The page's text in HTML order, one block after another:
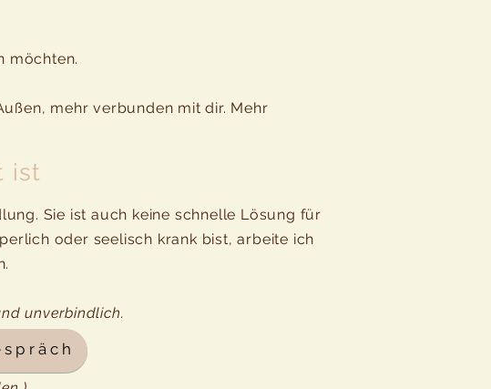
unverbindlich.
möchten.
mehr verbunden mit dir. Mehr
Sie ist auch keine schnelle Lösung für
oder seelisch krank bist, arbeite ich
ist